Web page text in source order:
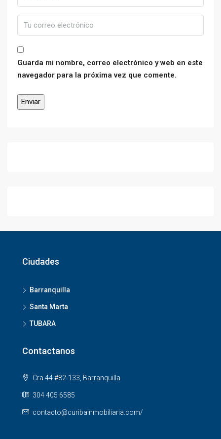
Guarda mi nombre, correo electrónico y web en este
navegador para la próxima vez que comente.
Ciudades
Barranquilla
Santa Marta
TUBARA
Contactanos
Cra 44 #82-133, Barranquilla
304 405 6585
contacto@curibainmobiliaria.com/